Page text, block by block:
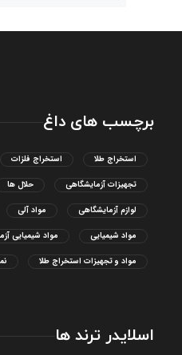
برچسب های داغ
استخراج طلا استخراج فلزات
تجهیزات آزمایشگاهی حلال ها
لوازم آزمایشگاهی مواد آلی
مواد شیمیایی مواد شیمیایی
مواد و تجهیزات استخراج طلا
اسلایدر ترند ها